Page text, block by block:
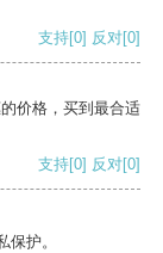
支持[0] 反对[0]
价格，买到最合适
支持[0] 反对[0]
护。